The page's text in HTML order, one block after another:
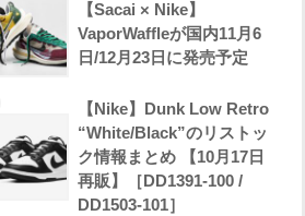
【Sacai × Nike】
VaporWaffleが国内11月6
日/12月23日に発売予定
【Nike】Dunk Low Retro
“White/Black”のリストッ
ク情報まとめ 【10月17日
再販】［DD1391-100 /
DD1503-101］